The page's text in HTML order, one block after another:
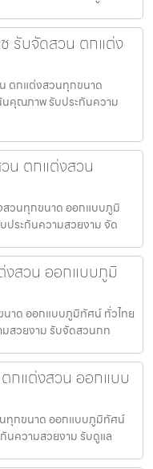
รับจัดสวน ตกแต่ง
ตกแต่งสวนทุกขนาด
นคุณภาพ รับประกันความ
น ตกแต่งสวน
วนทุกขนาด ออกแบบภูมิ
ประกันความสวยงาม จัด
สวน ออกแบบภูมิ
าด ออกแบบภูมิทัศน์ ทั่วไทย
มสวยงาม รับจัดสวนกท
กแต่งสวน ออกแบบ
ทุกขนาด ออกแบบภูมิทัศน์
นความสวยงาม รับดูแล